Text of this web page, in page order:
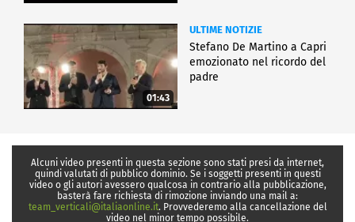
01:43
ULTIME NOTIZIE
Stefano De Martino a Capri
emozionato nel ricordo del
padre
Alcuni video presenti in questa sezione sono stati presi da internet,
quindi valutati di pubblico dominio. Se i soggetti presenti in questi
video o gli autori avessero qualcosa in contrario alla pubblicazione,
basterà fare richiesta di rimozione inviando una mail a:
team_verticali@italiaonline.it. Provvederemo alla cancellazione del
video nel minor tempo possibile.